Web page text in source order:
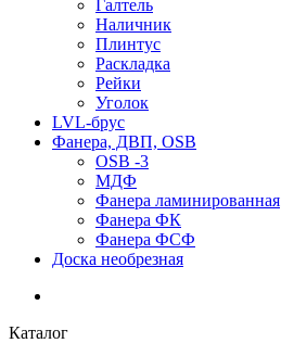
Галтель
Наличник
Плинтус
Раскладка
Рейки
Уголок
LVL-брус
Фанера, ДВП, OSB
OSB -3
МДФ
Фанера ламинированная
Фанера ФК
Фанера ФСФ
Доска необрезная
Каталог